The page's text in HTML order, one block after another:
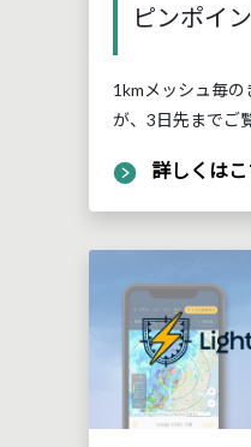
ピンポイ
1kmメッシュ毎
が、3日先までご
詳しくはこ